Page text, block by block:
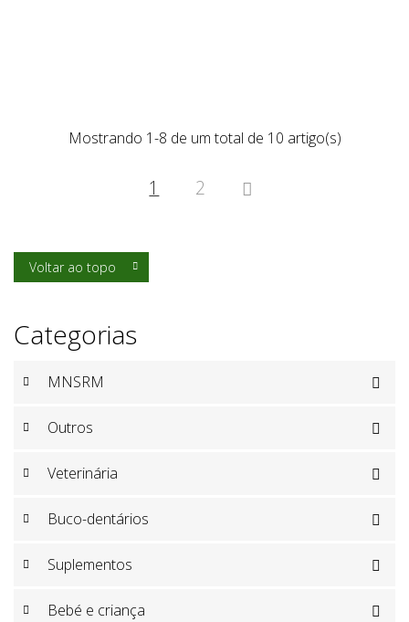
Categorias
MNSRM 
Outros 
Veterinária 
Buco-dentários 
Suplementos 
Bebé e criança 
Mostrando 1-8 de um total de 10 artigo(s)
1 2 
Voltar ao topo 